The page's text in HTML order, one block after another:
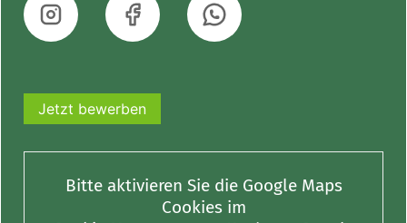
Jetzt bewerben
Bitte aktivieren Sie die Google Maps
Cookies im